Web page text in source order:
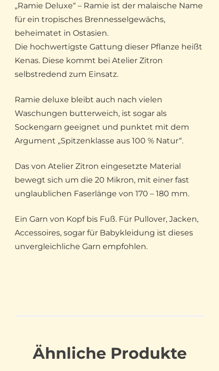
„Ramie Deluxe“ – Ramie ist der malaische Name
für ein tropisches Brennesselgewächs,
beheimatet in Ostasien.
Die hochwertigste Gattung dieser Pflanze heißt
Kenas. Diese kommt bei Atelier Zitron
selbstredend zum Einsatz.
Ramie deluxe bleibt auch nach vielen
Waschungen butterweich, ist sogar als
Sockengarn geeignet und punktet mit dem
Argument „Spitzenklasse aus 100 % Natur“.
Das von Atelier Zitron eingesetzte Material
bewegt sich um die 20 Mikron, mit einer fast
unglaublichen Faserlänge von 170 – 180 mm.
Ein Garn von Kopf bis Fuß. Für Pullover, Jacken,
Accessoires, sogar für Babykleidung ist dieses
unvergleichliche Garn empfohlen.
Ähnliche Produkte